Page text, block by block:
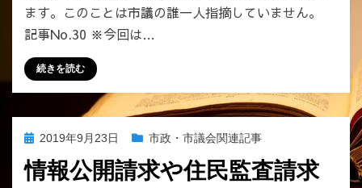
も
指
き
な
っ
た！
W
ます。このことは市議の誰一人指摘していません。
記事No.30 ※今回は…
続きを読む
投
日:
2019年9月23日 市政・市議会関連記事
情報公開請求や住民監査請求